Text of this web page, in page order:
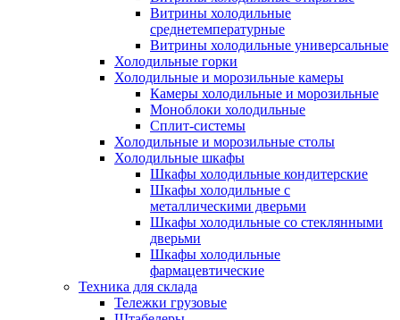
Витрины холодильные
среднетемпературные
Витрины холодильные универсальные
Холодильные горки
Холодильные и морозильные камеры
Камеры холодильные и морозильные
Моноблоки холодильные
Сплит-системы
Холодильные и морозильные столы
Холодильные шкафы
Шкафы холодильные кондитерские
Шкафы холодильные с
металлическими дверьми
Шкафы холодильные со стеклянными
дверьми
Шкафы холодильные
фармацевтические
Техника для склада
Тележки грузовые